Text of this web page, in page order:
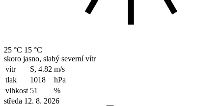
25 °C 15 °C
skoro jasno, slabý severní vítr
vítr
S, 4.82 m/s
tlak
1018
hPa
vlhkost 51
%
středa 12. 8. 2026